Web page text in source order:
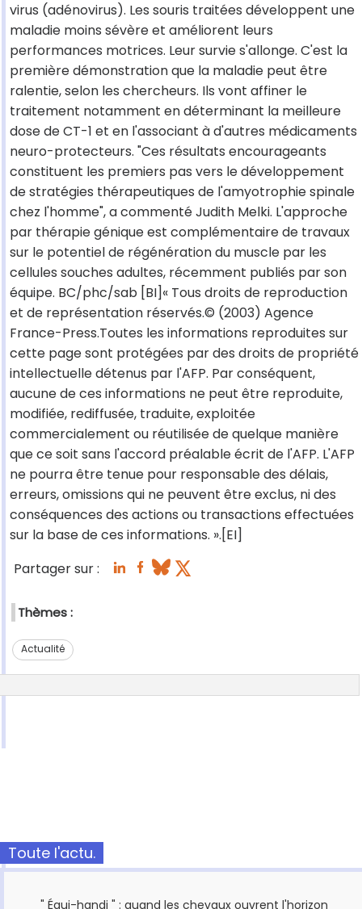
virus (adénovirus). Les souris traitées développent une
maladie moins sévère et améliorent leurs
performances motrices. Leur survie s'allonge. C'est la
première démonstration que la maladie peut être
ralentie, selon les chercheurs. Ils vont affiner le
traitement notamment en déterminant la meilleure
dose de CT-1 et en l'associant à d'autres médicaments
neuro-protecteurs. "Ces résultats encourageants
constituent les premiers pas vers le développement
de stratégies thérapeutiques de l'amyotrophie spinale
chez l'homme", a commenté Judith Melki. L'approche
par thérapie génique est complémentaire de travaux
sur le potentiel de régénération du muscle par les
cellules souches adultes, récemment publiés par son
équipe. BC/phc/sab [BI]« Tous droits de reproduction
et de représentation réservés.© (2003) Agence
France-Press.Toutes les informations reproduites sur
cette page sont protégées par des droits de propriété
intellectuelle détenus par l'AFP. Par conséquent,
aucune de ces informations ne peut être reproduite,
modifiée, rediffusée, traduite, exploitée
commercialement ou réutilisée de quelque manière
que ce soit sans l'accord préalable écrit de l'AFP. L'AFP
ne pourra être tenue pour responsable des délais,
erreurs, omissions qui ne peuvent être exclus, ni des
conséquences des actions ou transactions effectuées
sur la base de ces informations. ».[EI]
Partager sur :
Thèmes :
Actualité
Toute l'actu.
" Équi-handi " : quand les chevaux ouvrent l'horizon